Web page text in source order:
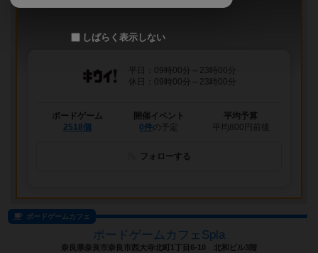
平日：09時00分～23時00分
休日：09時00分～23時00分
ボードゲーム
2518個
開催イベント
0件の予定
平均予算
平均800円前後
フォローする
ボードゲームカフェ
ボードゲームカフェSpla
奈良県奈良市奈良市西大寺北町1丁目6-10 北和ビル3階
しばらく表示しない